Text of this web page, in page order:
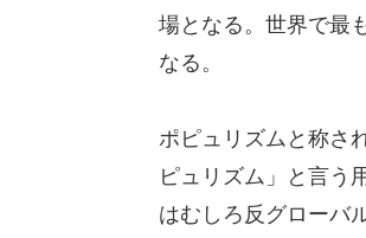
場となる。世界で最
なる。
ポピュリズムと称さ
ピュリズム」と言う
はむしろ反グローバ